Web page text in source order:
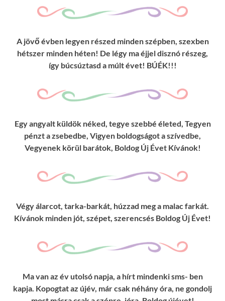
A jövő évben legyen részed minden szépben, szexben
hétszer minden héten! De légy ma éjjel disznó részeg,
így búcsúztasd a múlt évet! BÚÉK!!!
Egy angyalt küldök néked, tegye szebbé életed, Tegyen
pénzt a zsebedbe, Vigyen boldogságot a szívedbe,
Vegyenek körül barátok, Boldog Új Évet Kívánok!
Végy álarcot, tarka-barkát, húzzad meg a malac farkát.
Kívánok minden jót, szépet, szerencsés Boldog Új Évet!
Ma van az év utolsó napja, a hírt mindenki sms- ben
kapja. Kopogtat az újév, már csak néhány óra, ne gondolj